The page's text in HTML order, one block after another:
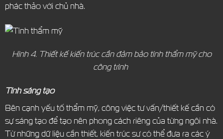
phác thảo với chủ nhà.
Hình 4. Thiết kế kiến trúc cần đảm bảo tính thẩm mỹ cho
công trình
Tính sáng tạo
Bên cạnh yếu tố thẩm mỹ, công việc tư vấn/thiết kế cần có
sự sáng tạo để tạo nên phong cách riêng của từng ngôi nhà.
Từ những dữ liệu cần thiết, kiến trúc sư có thể đưa ra các ý